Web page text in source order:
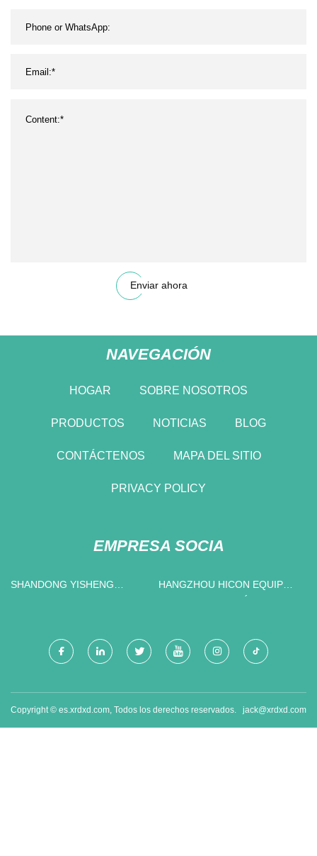
Enviar ahora
NAVEGACIÓN
HOGAR SOBRE NOSOTROS
PRODUCTOS NOTICIAS BLOG
CONTÁCTENOS MAPA DEL SITIO
PRIVACY POLICY
EMPRESA SOCIA
SHANDONG YISHENG
HANGZHOU HICON EQUIPOS
Copyright © es.xrdxd.com, Todos los derechos reservados. jack@xrdxd.com